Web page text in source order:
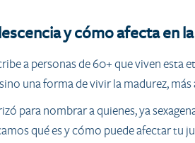
y cómo afecta en
a personas de 60+ que viven esta
una forma de vivir la madurez,
para nombrar a quienes, ya
qué es y cómo puede afectar tu